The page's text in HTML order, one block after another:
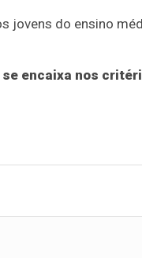
jovens do ensino
se encaixa nos